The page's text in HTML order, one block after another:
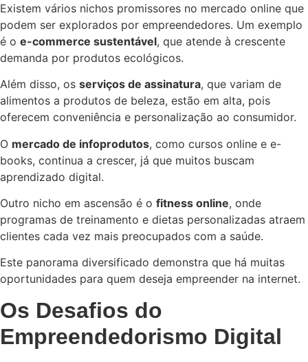
Existem vários nichos promissores no mercado online que
podem ser explorados por empreendedores. Um exemplo
é o e-commerce sustentável, que atende à crescente
demanda por produtos ecológicos.
Além disso, os serviços de assinatura, que variam de
alimentos a produtos de beleza, estão em alta, pois
oferecem conveniência e personalização ao consumidor.
O mercado de infoprodutos, como cursos online e e-
books, continua a crescer, já que muitos buscam
aprendizado digital.
Outro nicho em ascensão é o fitness online, onde
programas de treinamento e dietas personalizadas atraem
clientes cada vez mais preocupados com a saúde.
Este panorama diversificado demonstra que há muitas
oportunidades para quem deseja empreender na internet.
Os Desafios do
Empreendedorismo Digital